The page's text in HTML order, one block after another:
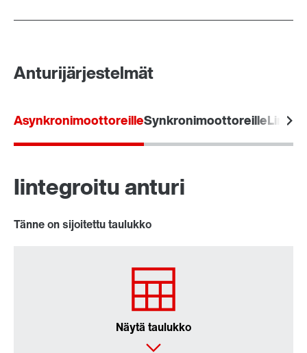
Anturijärjestelmät
AsynkronimoottoreilleSynkronimoottoreille
Iintegroitu anturi
Tänne on sijoitettu taulukko
Näytä taulukko